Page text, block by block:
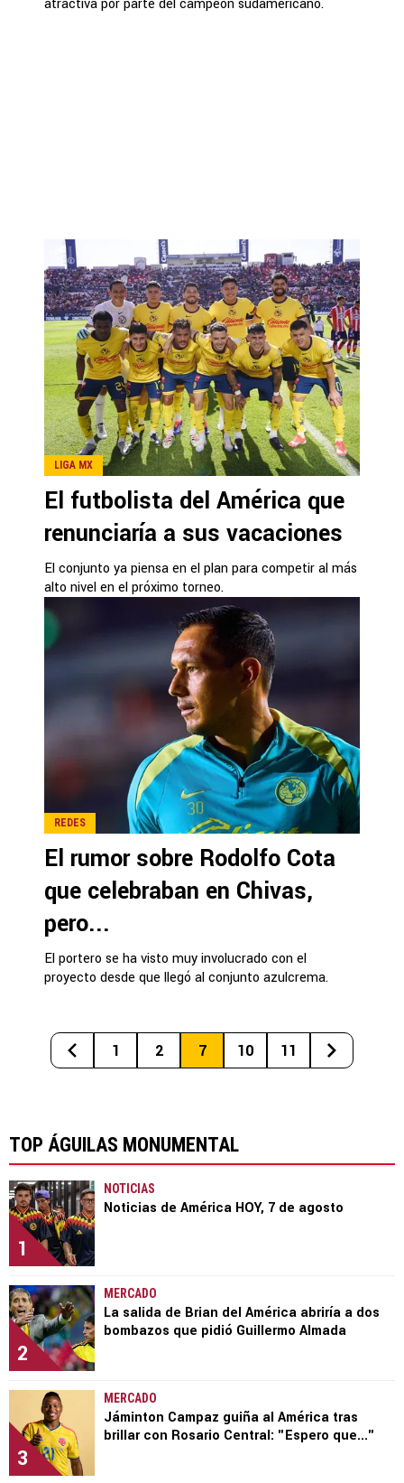
atractiva por parte del campeón sudamericano.
LIGA MX
El futbolista del América que
renunciaría a sus vacaciones
El conjunto ya piensa en el plan para competir al más
alto nivel en el próximo torneo.
REDES
El rumor sobre Rodolfo Cota
que celebraban en Chivas,
pero...
El portero se ha visto muy involucrado con el
proyecto desde que llegó al conjunto azulcrema.
1 2 7 10 11
TOP ÁGUILAS MONUMENTAL
1
NOTICIAS
Noticias de América HOY, 7 de agosto
2
MERCADO
La salida de Brian del América abriría a dos
bombazos que pidió Guillermo Almada
3
MERCADO
Jáminton Campaz guiña al América tras
brillar con Rosario Central: "Espero que..."